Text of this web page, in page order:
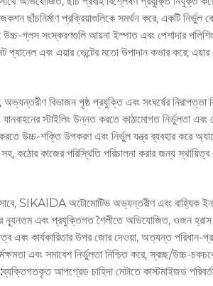
ছাঁচনির্মাণ প্রক্রিয়াগুলিকে সমর্থন করে, একটি নির্ভুল
গ্লস সংস্করণগুলি আয়না ইস্পাত এবং পেশাদার পলিশিং
প্যানেল এবং এয়ার ভেন্টের মতো উপাদান কভার করে;
বিভাজন পৃষ্ঠ প্রযুক্তি এবং সংঘর্ষের নিরাপত্তা
যানবাহনের স্টাইলিং উন্নত করতে কাঠামোগত নির্ভুলতা এবং
উচ্চ-শক্তি উপকরণ এবং নির্ভুল যন্ত্র ব্যবহার করে
সহ, কঠোর কাজের পরিস্থিতি পরিচালনা করার জন্য
SIKAIDA অটোমোটিভ অভ্যন্তরীণ এবং বাহ্যিক
ন্যূনতম এবং প্রযুক্তিগত শৈলীতে অভিযোজিত, ওজন
এবং কার্যকারিতার উপর জোর দেওয়া, অত্যন্ত পরিধান-
এবং সমাবেশ নির্ভুলতা নিশ্চিত করে, স্বচ্ছ/উচ্চ-
ব্যক্তিগতকৃত আপগ্রেড চাহিদা মেটাতে কাস্টমাইজড